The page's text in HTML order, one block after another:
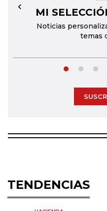
MI
Noticias
temas
←
TENDENCIAS